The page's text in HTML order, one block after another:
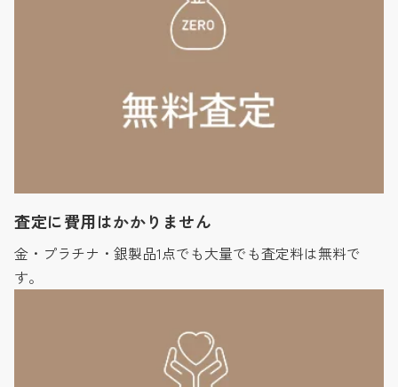
査定に費用はかかりません
金・プラチナ・銀製品1点でも大量でも査定料は無料で
す。